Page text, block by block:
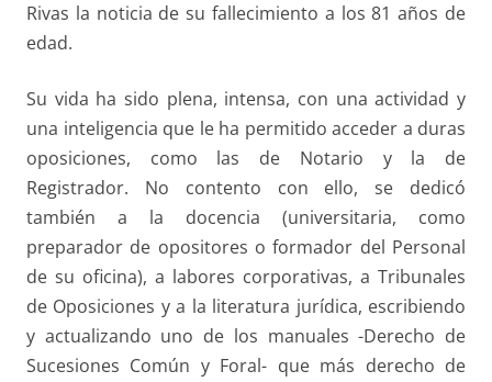
Rivas la noticia de su fallecimiento a los 81 años de
edad.
Su vida ha sido plena, intensa, con una actividad y
una inteligencia que le ha permitido acceder a duras
oposiciones, como las de Notario y la de
Registrador. No contento con ello, se dedicó
también a la docencia (universitaria, como
preparador de opositores o formador del Personal
de su oficina), a labores corporativas, a Tribunales
de Oposiciones y a la literatura jurídica, escribiendo
y actualizando uno de los manuales -Derecho de
Sucesiones Común y Foral- que más derecho de